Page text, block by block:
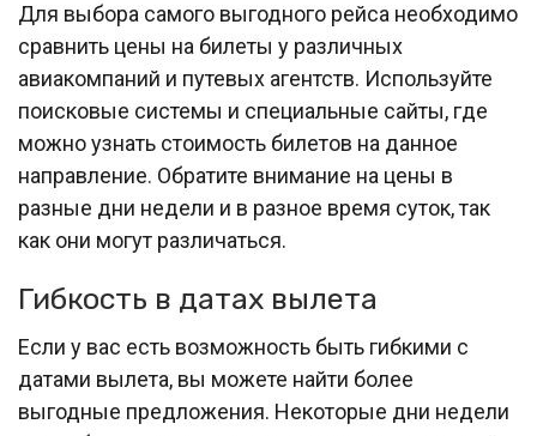
Для выбора самого выгодного рейса необходимо
сравнить цены на билеты у различных
авиакомпаний и путевых агентств. Используйте
поисковые системы и специальные сайты, где
можно узнать стоимость билетов на данное
направление. Обратите внимание на цены в
разные дни недели и в разное время суток, так
как они могут различаться.
Гибкость в датах вылета
Если у вас есть возможность быть гибкими с
датами вылета, вы можете найти более
выгодные предложения. Некоторые дни недели